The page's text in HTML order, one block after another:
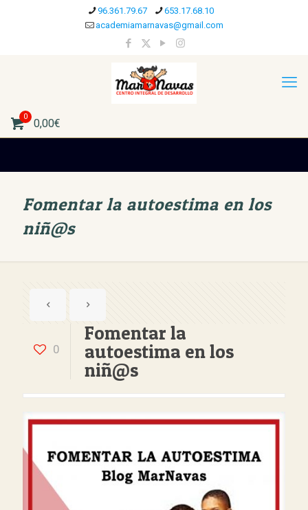
96.361.79.67
653.17.68.10
academiamarnavas@gmail.com
0
0,00€
Fomentar la autoestima en los
niñ@s
0
Fomentar la
autoestima en los
niñ@s